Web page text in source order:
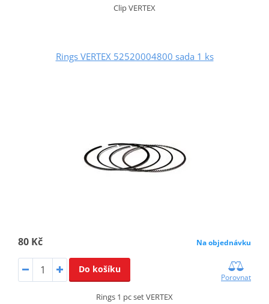
Clip VERTEX
Rings VERTEX 52520004800 sada 1 ks
80 Kč Na objednávku
Do košíku
Porovnat
Rings 1 pc set VERTEX